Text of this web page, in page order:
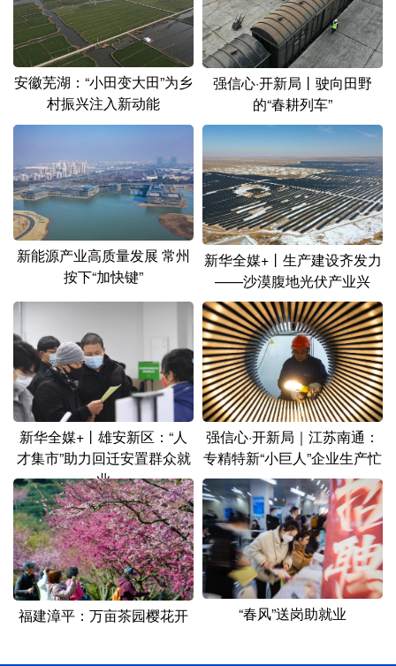
新疆 内蒙古 黑龙江
多语种频道
English Español Français عربى
Русский язык 日本語 한국어
Deutsch Português
安徽芜湖：“小田变大田”为乡
村振兴注入新动能
强信心·开新局丨驶向田野
的“春耕列车”
新能源产业高质量发展 常州
按下“加快键”
新华全媒+丨生产建设齐发力
——沙漠腹地光伏产业兴
新华全媒+丨雄安新区：“人
才集市”助力回迁安置群众就
业
强信心·开新局｜江苏南通：
专精特新“小巨人”企业生产忙
福建漳平：万亩茶园樱花开 “春风”送岗助就业